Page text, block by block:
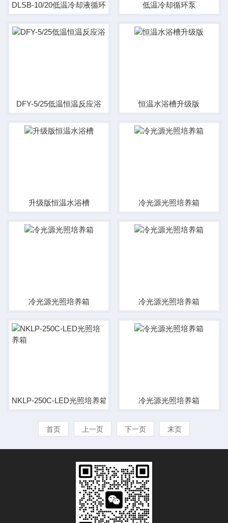
DLSB-10/20低温冷却液循环泵 低温冷却循环泵
DFY-5/25低温恒温反应浴 恒温水浴槽升级版
升级版恒温水浴槽 冷光源光照培养箱
冷光源光照培养箱 冷光源光照培养箱
NKLP-250C-LED光照培养箱 冷光源光照培养箱
首页 上一页 下一页 末页